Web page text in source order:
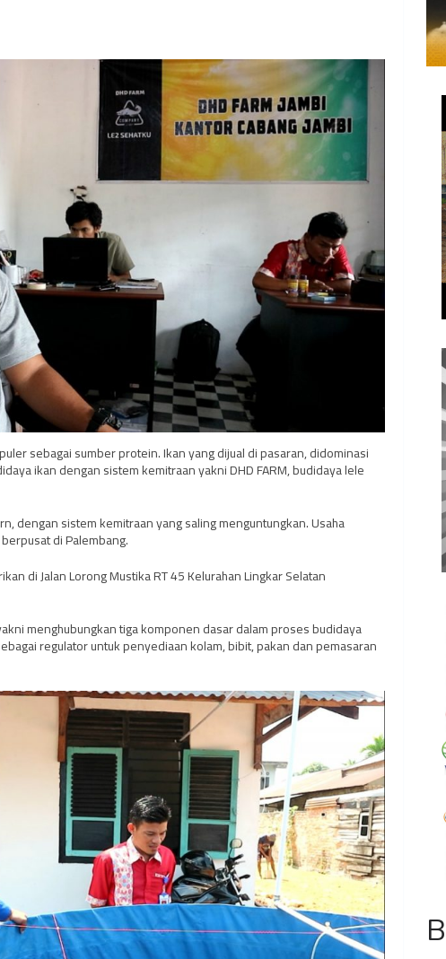
sebagai sumber protein. Ikan yang dijual di pasaran, didominasi
ikan dengan sistem kemitraan yakni DHD FARM, budidaya lele
dengan sistem kemitraan yang saling menguntungkan. Usaha
di Palembang.
di Jalan Lorong Mustika RT 45 Kelurahan Lingkar Selatan
menghubungkan tiga komponen dasar dalam proses budidaya
regulator untuk penyediaan kolam, bibit, pakan dan pemasaran